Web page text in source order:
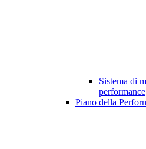
Sistema di
performance
Piano della